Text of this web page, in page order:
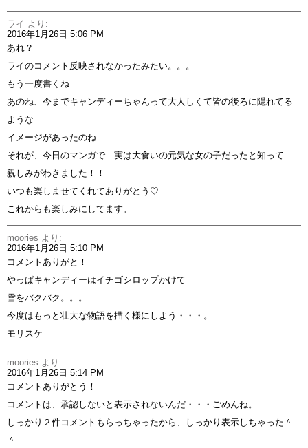
ライ より:
2016年1月26日 5:06 PM
あれ？
ライのコメント反映されなかったみたい。。。
もう一度書くね
あのね、今までキャンディーちゃんって大人しくて皆の後ろに隠れてる
ような
イメージがあったのね
それが、今日のマンガで 実は大食いの元気な女の子だったと知って
親しみがわきました！！
いつも楽しませてくれてありがとう♡
これからも楽しみにしてます。
moories より:
2016年1月26日 5:10 PM
コメントありがと！
やっぱキャンディーはイチゴシロップかけて
雪をバクバク。。。
今度はもっと壮大な物語を描く様にしよう・・・。
モリスケ
moories より:
2016年1月26日 5:14 PM
コメントありがとう！
コメントは、承認しないと表示されないんだ・・・ごめんね。
しっかり２件コメントもらっちゃったから、しっかり表示しちゃった＾
＾